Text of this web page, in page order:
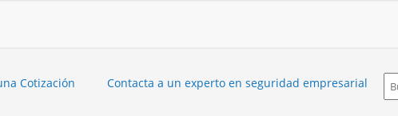
Cotización Contacta a un experto en seguridad empresarial